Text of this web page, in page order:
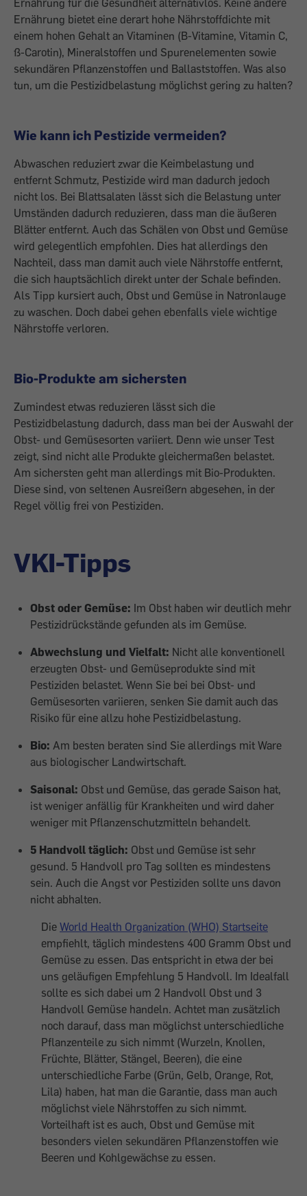
Ernährung bietet eine derart hohe Nährstoffdichte mit
einem hohen Gehalt an Vitaminen (B-Vita­mine, Vitamin C,
ß-Carotin), Mineralstoffen und Spurenelementen sowie
sekundären Pflanzenstoffen und Ballaststoffen. Was also
tun, um die Pestizidbelastung mög­lichst gering zu halten?
Wie kann ich Pestizide vermeiden?
Abwaschen reduziert zwar die Keimbelas­tung und
entfernt Schmutz, Pestizide wird man dadurch jedoch
nicht los. Bei Blattsalaten lässt sich die Belastung unter
Um­ständen dadurch reduzieren, dass man die äußeren
Blätter entfernt. Auch das Schälen von Obst und Gemüse
wird gelegentlich empfohlen. Dies hat allerdings den
Nach­teil, dass man damit auch viele Nährstoffe entfernt,
die sich hauptsächlich direkt unter der Schale befinden.
Als Tipp kursiert auch, Obst und Gemüse in Natronlauge
zu wa­schen. Doch dabei gehen ebenfalls viele wichtige
Nährstoffe verloren.
Bio-Produkte am sichersten
Zumindest etwas reduzieren lässt sich die
Pestizidbelastung dadurch, dass man bei der Auswahl der
Obst- und Gemüsesorten variiert. Denn wie unser Test
zeigt, sind nicht alle Produkte gleichermaßen belastet.
Am sichersten geht man allerdings mit Bio-Produkten.
Diese sind, von seltenen Ausreißern abgesehen, in der
Regel völlig frei von Pestiziden.
VKI-Tipps
Obst oder Gemüse: Im Obst haben wir deutlich mehr
Pestizidrückstände gefunden als im Gemüse.
Abwechslung und Vielfalt: Nicht alle konventionell
erzeugten Obst- und Gemüseprodukte sind mit
Pestiziden belastet. Wenn Sie bei bei Obst- und
Gemüsesorten variieren, senken Sie damit auch das
Risiko für eine allzu hohe Pestizidbelastung.
Bio: Am besten beraten sind Sie allerdings mit Ware
aus biologischer Landwirtschaft.
Saisonal: Obst und Gemüse, das gerade Saison hat,
ist weniger anfällig für Krankheiten und wird daher
weniger mit Pflanzenschutzmitteln behandelt.
5 Handvoll täglich: Obst und Gemüse ist sehr
gesund. 5 Handvoll pro Tag sollten es mindestens
sein. Auch die Angst vor Pestiziden sollte uns davon
nicht abhalten.
Die World Health Organization (WHO) Startseite
empfiehlt, täglich mindestens 400 Gramm Obst und
Gemüse zu essen. Das entspricht in etwa der bei
uns geläufigen Empfehlung 5 Handvoll. Im Idealfall
sollte es sich dabei um 2 Handvoll Obst und 3
Handvoll Gemüse handeln. Achtet man zusätzlich
noch darauf, dass man möglichst unterschiedliche
Pflanzenteile zu sich nimmt (Wurzeln, Knollen,
Früchte, Blätter, Stängel, Beeren), die eine
unterschiedliche Farbe (Grün, Gelb, Orange, Rot,
Lila) haben, hat man die Garantie, dass man auch
möglichst viele Nährstoffen zu sich nimmt.
Vorteilhaft ist es auch, Obst und Gemüse mit
besonders vielen sekundären Pflanzenstoffen wie
Beeren und Kohlgewächse zu essen.